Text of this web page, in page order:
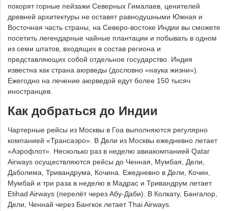
покорят горные пейзажи Северных Гималаев, ценителей
древней архитектуры не оставят равнодушными Южная и
Восточная часть страны, на Северо-востоке Индии вы сможете
посетить легендарные чайные плантации и побывать в одном
из семи штатов, входящих в состав региона и
представляющих собой отдельное государство. Индия
известна как страна аюрведы (дословно «наука жизни»).
Ежегодно на лечение аюрведой едут более 150 тысяч
иностранцев.
Как добраться до Индии
Чартерные рейсы из Москвы в Гоа выполняются регулярно
компанией «Трансаэро». В Дели из Москвы ежедневно летает
«Аэрофлот». Несколько раз в неделю авиакомпанией Qatar
Airways осуществляются рейсы до Ченная, Мумбая, Дели,
Даболима, Тривандрума, Кочина. Ежедневно в Дели, Кочин,
Мумбай и три раза в неделю в Мадрас и Тривандрум летает
Etihad Airways (перелёт через Абу-Даби). В Колкату, Бангалор,
Дели, Ченнай через Бангкок летает Thai Airways.